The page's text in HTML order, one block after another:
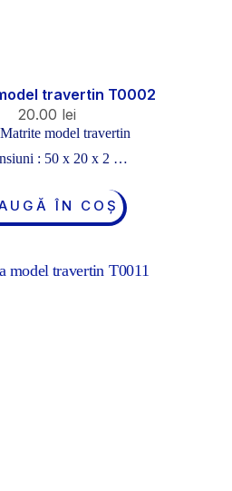
travertin T0002
20.00 lei
Matrite model travertin
: 50 x 20 x 2 …
ÎN COȘ